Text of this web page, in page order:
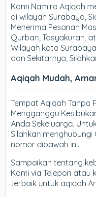
Kami Namira Aqiqah
di wilayah Surabaya,
Menerima Pesanan
Qurban, Tasyakuran,
Wilayah kota
dan Sekitarnya,
Aqiqah Mudah,
Tempat Aqiqah Tanpa
Mengganggu
Anda Sekeluarga.
Silahkan
nomor dibawah ini.
Sampaikan tentang
Kami via Telepon atau
terbaik untuk aqiqah